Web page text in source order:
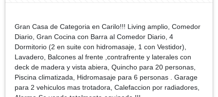
Gran Casa de Categoria en Carilo!!! Living amplio, Comedor
Diario, Gran Cocina con Barra al Comedor Diario, 4
Dormitorio (2 en suite con hidromasaje, 1 con Vestidor),
Lavadero, Balcones al frente ,contrafrente y laterales con
deck de madera y vista abiera, Quincho para 20 personas,
Piscina climatizada, Hidromasaje para 6 personas . Garage
para 2 vehiculos mas trotadora, Calefaccion por radiadores,